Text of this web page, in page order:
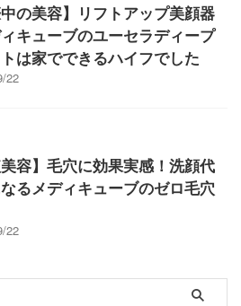
中の美容】リフトアップ美顔器
キューブのユーセラディープ
は家でできるハイフでした
22
美容】毛穴に効果実感！洗顔代
るメディキューブのゼロ毛穴
22